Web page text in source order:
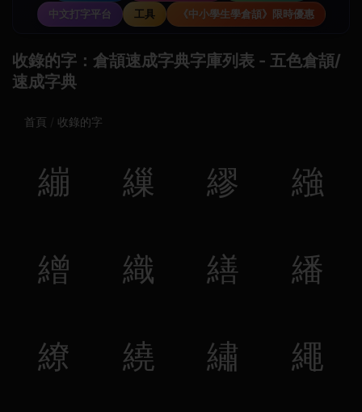
中文打字平台
工具 《中小學生學倉頡》限時優惠
收錄的字：倉頡速成字典字庫列表 - 五色倉頡/
速成字典
首頁 收錄的字
繃 繅 繆 繈
繒 織 繕 繙
繚 繞 繡 繩